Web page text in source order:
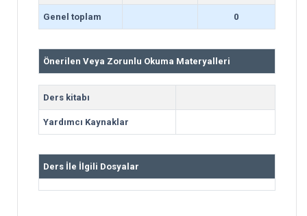
Genel toplam 0
Önerilen Veya Zorunlu Okuma Materyalleri
Ders kitabı
Yardımcı Kaynaklar
Ders İle İlgili Dosyalar